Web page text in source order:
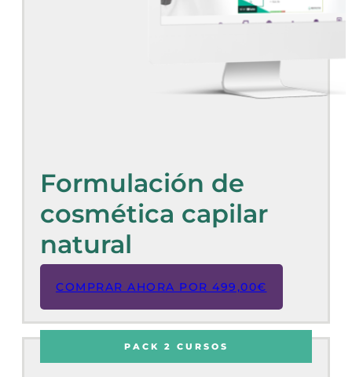
Formulación de
cosmética capilar
natural
COMPRAR AHORA POR 499,00€
PACK 2 CURSOS